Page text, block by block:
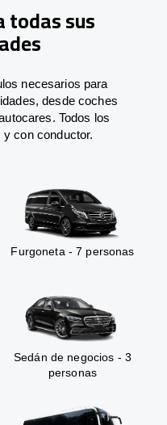
todas sus
necesarios para
desde coches
Todos los
con conductor.
Furgoneta - 7 personas
Sedán de negocios - 3
personas